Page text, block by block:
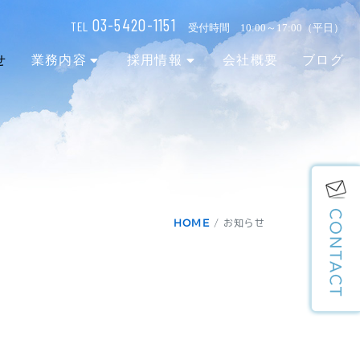
TEL 03-5420-1151 受付時間 10:00～17:00（平日）
業務内容 採用情報 会社概要 ブログ
HOME お知らせ